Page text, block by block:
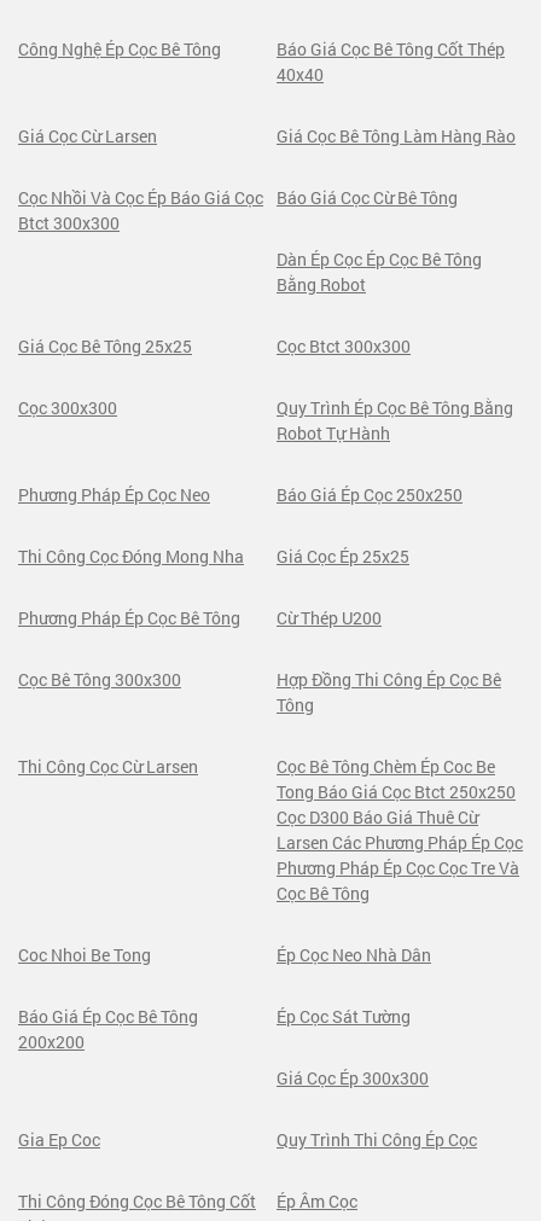
Công Nghệ Ép Cọc Bê Tông
Báo Giá Cọc Bê Tông Cốt Thép
40x40
Giá Cọc Cừ Larsen Giá Cọc Bê Tông Làm Hàng Rào
Cọc Nhồi Và Cọc Ép Báo Giá Cọc
Btct 300x300
Báo Giá Cọc Cừ Bê Tông
Dàn Ép Cọc Ép Cọc Bê Tông
Bằng Robot
Giá Cọc Bê Tông 25x25 Cọc Btct 300x300
Cọc 300x300
Quy Trình Ép Cọc Bê Tông Bằng
Robot Tự Hành
Phương Pháp Ép Cọc Neo Báo Giá Ép Cọc 250x250
Thi Công Cọc Đóng Mong Nha Giá Cọc Ép 25x25
Phương Pháp Ép Cọc Bê Tông Cừ Thép U200
Cọc Bê Tông 300x300
Hợp Đồng Thi Công Ép Cọc Bê
Tông
Thi Công Cọc Cừ Larsen
Cọc Bê Tông Chèm Ép Coc Be
Tong Báo Giá Cọc Btct 250x250
Cọc D300 Báo Giá Thuê Cừ
Larsen Các Phương Pháp Ép Cọc
Phương Pháp Ép Cọc Cọc Tre Và
Cọc Bê Tông
Coc Nhoi Be Tong Ép Cọc Neo Nhà Dân
Báo Giá Ép Cọc Bê Tông
200x200
Ép Cọc Sát Tường
Giá Cọc Ép 300x300
Gia Ep Coc Quy Trình Thi Công Ép Cọc
Thi Công Đóng Cọc Bê Tông Cốt
Ép Âm Cọc